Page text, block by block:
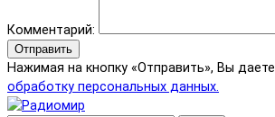
Комментарий:
Отправить
Нажимая на кнопку «Отправить», Вы даете
обработку персональных данных.